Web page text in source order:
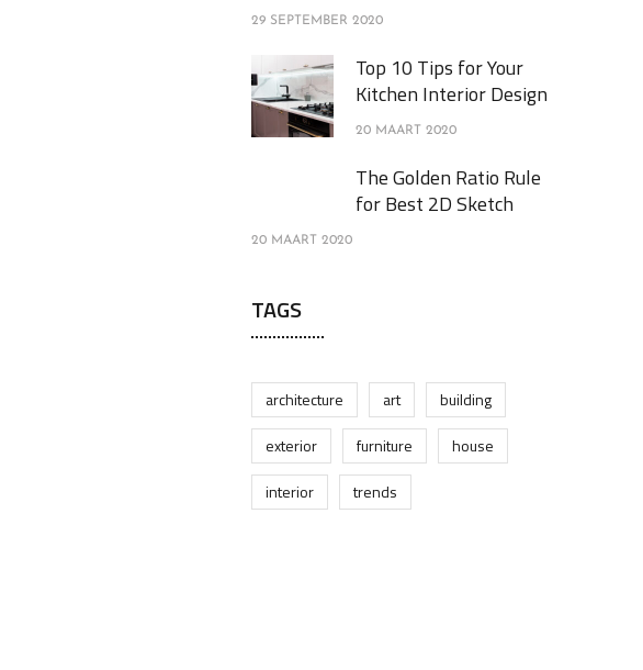
29 SEPTEMBER 2020
Top 10 Tips for Your
Kitchen Interior Design
20 MAART 2020
The Golden Ratio Rule
for Best 2D Sketch
20 MAART 2020
TAGS
architecture art
building
exterior
furniture
house
interior
trends